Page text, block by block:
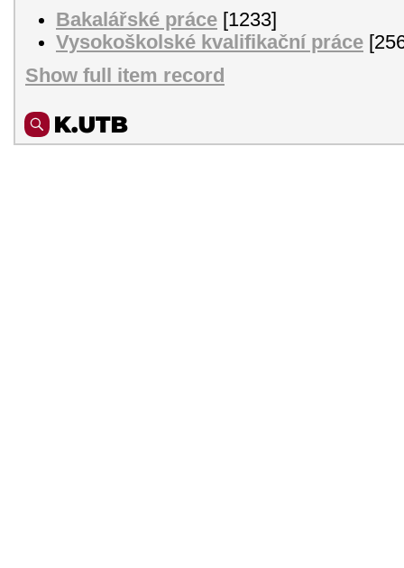
Bakalářské práce [1233]
Vysokoškolské kvalifikační práce
Show full item record